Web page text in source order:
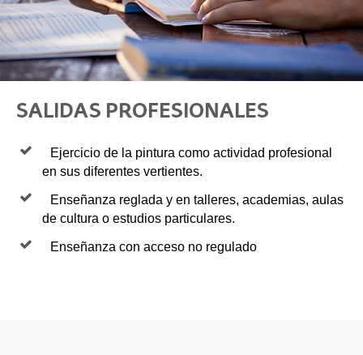
SALIDAS PROFESIONALES
Ejercicio de la pintura como actividad profesional
en sus diferentes vertientes.
Enseñanza reglada y en talleres, academias, aulas
de cultura o estudios particulares.
Enseñanza con acceso no regulado